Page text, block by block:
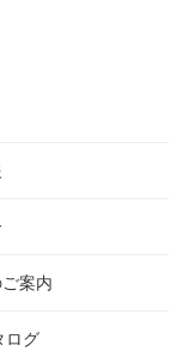
案内
ログ